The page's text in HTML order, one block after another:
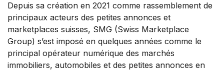
Depuis sa création en 2021 comme rassemblement de
principaux acteurs des petites annonces et
marketplaces suisses, SMG (Swiss Marketplace
Group) s’est imposé en quelques années comme le
principal opérateur numérique des marchés
immobiliers, automobiles et des petites annonces en